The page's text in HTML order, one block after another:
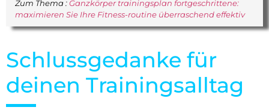
Zum Thema :Ganzkörper trainingsplan fortgeschrittene:
maximieren Sie Ihre Fitness-routine überraschend effektiv
Schlussgedanke für
deinen Trainingsalltag